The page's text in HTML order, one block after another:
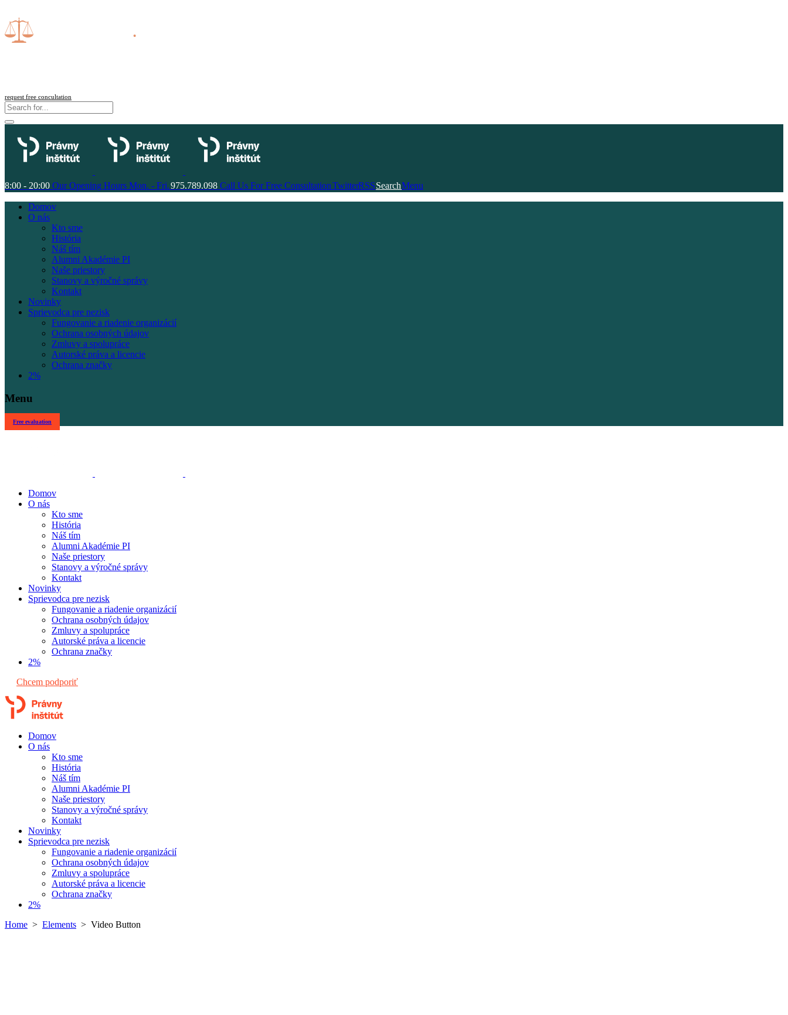
request free concultation
8:00 - 20:00 Our Opening Hours Mon. - Fri.975.789.098 Call Us For Free ConsultationTwitterRSSSearchMenu
Domov
O nás
Kto sme
História
Náš tím
Alumni Akadémie PI
Naše priestory
Stanovy a výročné správy
Kontakt
Novinky
Sprievodca pre nezisk
Fungovanie a riadenie organizácií
Ochrana osobných údajov
Zmluvy a spolupráce
Autorské práva a licencie
Ochrana značky
2%
Menu
Free evaluation
Domov
O nás
Kto sme
História
Náš tím
Alumni Akadémie PI
Naše priestory
Stanovy a výročné správy
Kontakt
Novinky
Sprievodca pre nezisk
Fungovanie a riadenie organizácií
Ochrana osobných údajov
Zmluvy a spolupráce
Autorské práva a licencie
Ochrana značky
2%
Chcem podporiť
Domov
O nás
Kto sme
História
Náš tím
Alumni Akadémie PI
Naše priestory
Stanovy a výročné správy
Kontakt
Novinky
Sprievodca pre nezisk
Fungovanie a riadenie organizácií
Ochrana osobných údajov
Zmluvy a spolupráce
Autorské práva a licencie
Ochrana značky
2%
Home > Elements > Video Button